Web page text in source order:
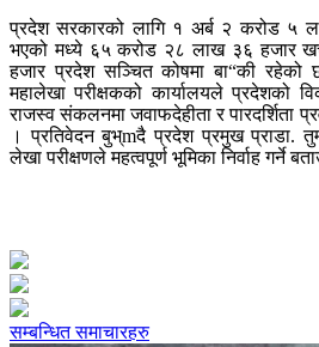
प्रदेश सरकारको लागि १ अर्ब २ करोड ५
भएको मध्ये ६५ करोड २८ लाख ३६ हजार
हजार प्रदेश सञ्चित कोषमा बा“की
महालेखा परीक्षकको कार्यालयले प्रदेशको
राजस्व संकलनमा जवाफदेहीता र पारदर्शिता
। प्रतिवेदन बुभ्mदै प्रदेश प्रमुख प्राडा.
लेखा परीक्षणले महत्वपूर्ण भूमिका निर्वाह गर्ने
सम्बन्धित समाचारहरु